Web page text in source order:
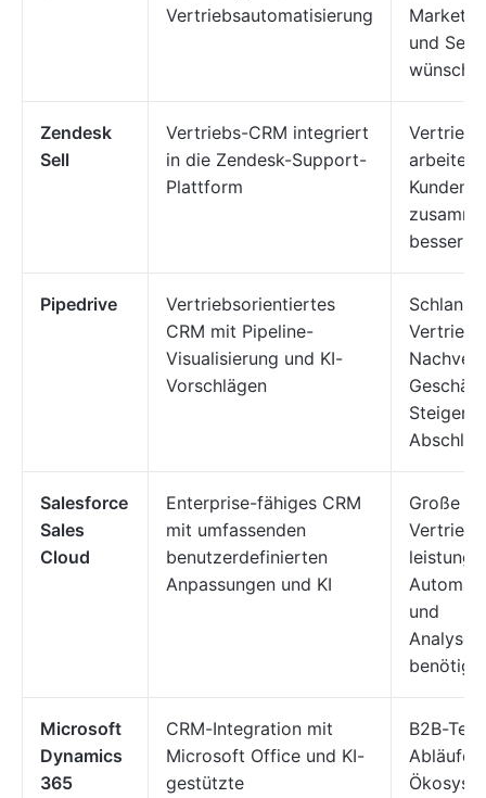
Vertriebsautomatisierung
und
Zendesk
Sell
Vertriebs-CRM integriert
in die Zendesk-Support-
Plattform
arbeiten
besser
Pipedrive
Vertriebsorientiertes
CRM mit Pipeline-
Visualisierung und KI-
Vorschlägen
Schlanke
Salesforce
Sales
Cloud
Enterprise-fähiges CRM
mit umfassenden
benutzerdefinierten
Anpassungen und KI
Große
und
Microsoft
Dynamics
365
CRM-Integration mit
Microsoft Office und KI-
gestützte
B2B-
Abläufe